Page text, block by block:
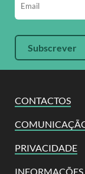
CONTACTOS
PRIVACIDADE
INFORMAÇÕES